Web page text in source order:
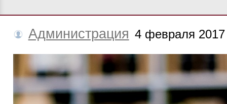
Администрация 4 февраля 2017